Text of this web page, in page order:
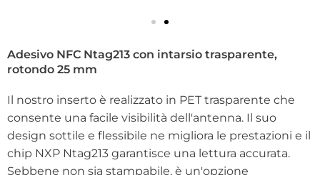
Adesivo NFC Ntag213 con intarsio trasparente,
rotondo 25 mm
Il nostro inserto è realizzato in PET trasparente che
consente una facile visibilità dell'antenna. Il suo
design sottile e flessibile ne migliora le prestazioni e il
chip NXP Ntag213 garantisce una lettura accurata.
Sebbene non sia stampabile, è un'opzione